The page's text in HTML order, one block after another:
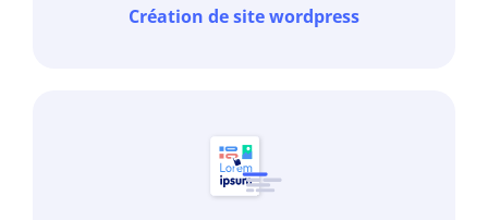
Création de site wordpress